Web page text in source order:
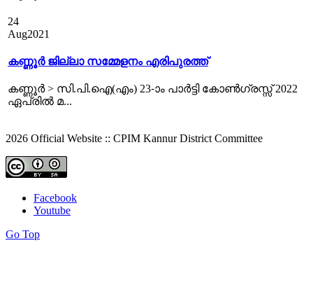
24
Aug2021
കണ്ണൂർ ജില്ലാ സമ്മേളനം എരിപുരത്ത്‌
കണ്ണൂര്‍ > സി.പി.ഐ(എം) 23-ാം പാര്‍ട്ടി കോണ്‍ഗ്രസ്സ് 2022
ഏപ്രില്‍ മ...
2026 Official Website :: CPIM Kannur District Committee
Facebook
Youtube
Go Top